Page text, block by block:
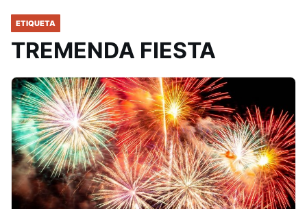
ETIQUETA
TREMENDA FIESTA